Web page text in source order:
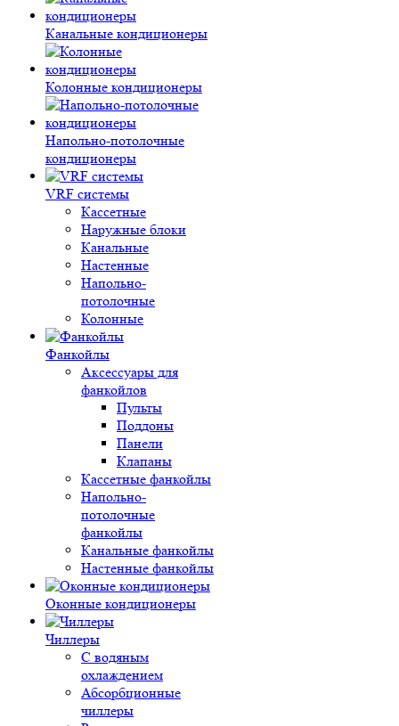
Канальные кондиционеры
Колонные кондиционеры
Напольно-потолочные
кондиционеры
VRF системы
Кассетные
Наружные блоки
Канальные
Настенные
Напольно-
потолочные
Колонные
Фанкойлы
Аксессуары для
фанкойлов
Пульты
Поддоны
Панели
Клапаны
Кассетные фанкойлы
Напольно-
потолочные
фанкойлы
Канальные фанкойлы
Настенные фанкойлы
Оконные кондиционеры
Чиллеры
С водяным
охлаждением
Абсорбционные
чиллеры